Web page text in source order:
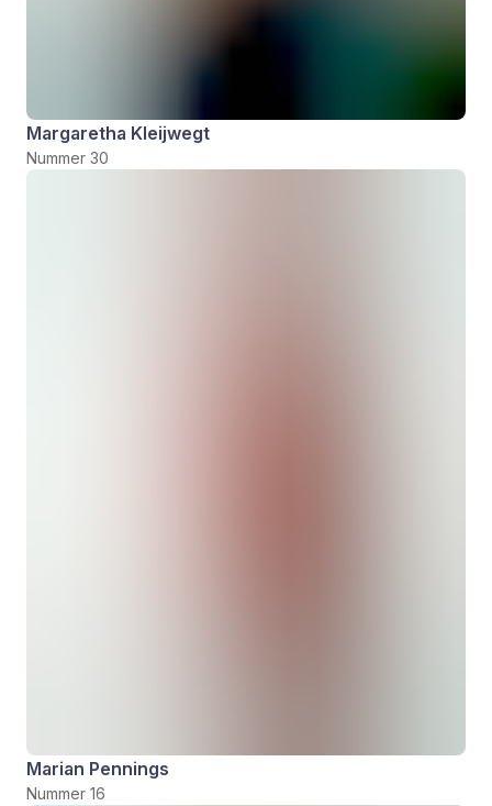
Margaretha Kleijwegt
Nummer 30
Marian Pennings
Nummer 16